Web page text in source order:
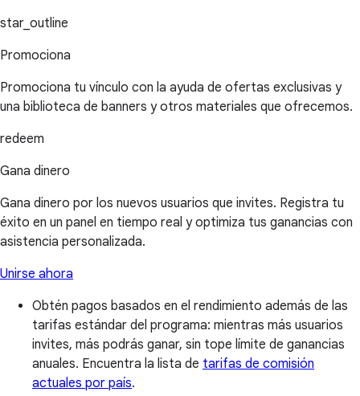
star_outline
Promociona
Promociona tu vínculo con la ayuda de ofertas exclusivas y
una biblioteca de banners y otros materiales que ofrecemos.
redeem
Gana dinero
Gana dinero por los nuevos usuarios que invites. Registra tu
éxito en un panel en tiempo real y optimiza tus ganancias con
asistencia personalizada.
Unirse ahora
Obtén pagos basados en el rendimiento además de las
tarifas estándar del programa: mientras más usuarios
invites, más podrás ganar, sin tope límite de ganancias
anuales. Encuentra la lista de tarifas de comisión
actuales por país.